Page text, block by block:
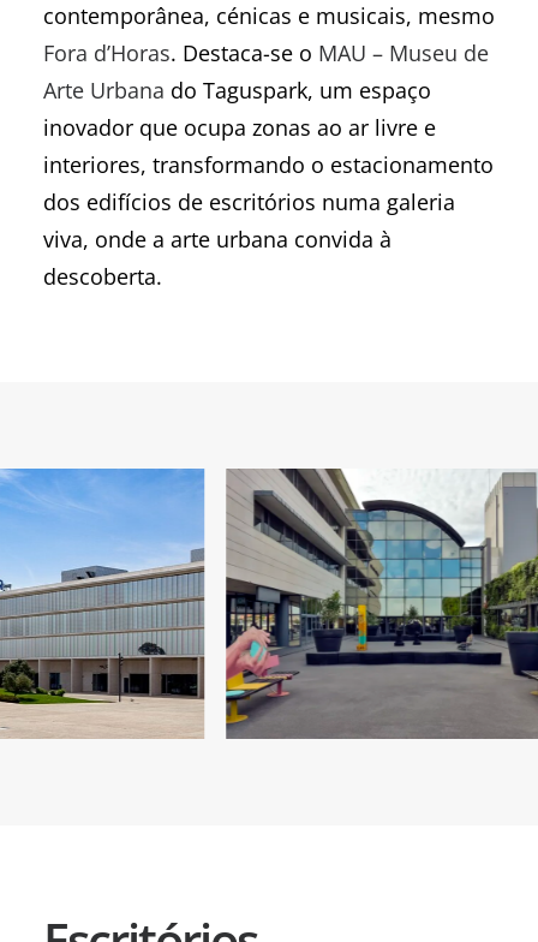
contemporânea, cénicas e musicais, mesmo
Fora d’Horas. Destaca-se o MAU – Museu de
Arte Urbana do Taguspark, um espaço
inovador que ocupa zonas ao ar livre e
interiores, transformando o estacionamento
dos edifícios de escritórios numa galeria
viva, onde a arte urbana convida à
descoberta.